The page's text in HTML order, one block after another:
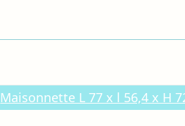
Maisonnette L 77 x l 56,4 x H